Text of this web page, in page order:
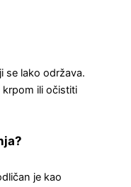
se lako održava.
krpom ili očistiti
je kao